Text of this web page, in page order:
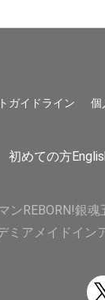
ガイドライン 個
初めての方
ンREBORN!銀魂
ミア メイドイン